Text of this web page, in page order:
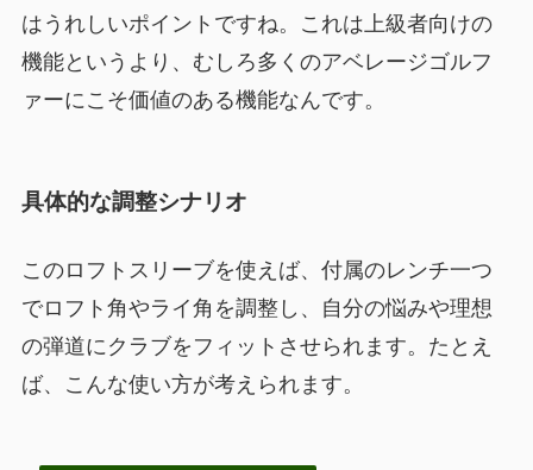
はうれしいポイントですね。これは上級者向けの
機能というより、むしろ多くのアベレージゴルフ
ァーにこそ価値のある機能なんです。
具体的な調整シナリオ
このロフトスリーブを使えば、付属のレンチ一つ
でロフト角やライ角を調整し、自分の悩みや理想
の弾道にクラブをフィットさせられます。たとえ
ば、こんな使い方が考えられます。